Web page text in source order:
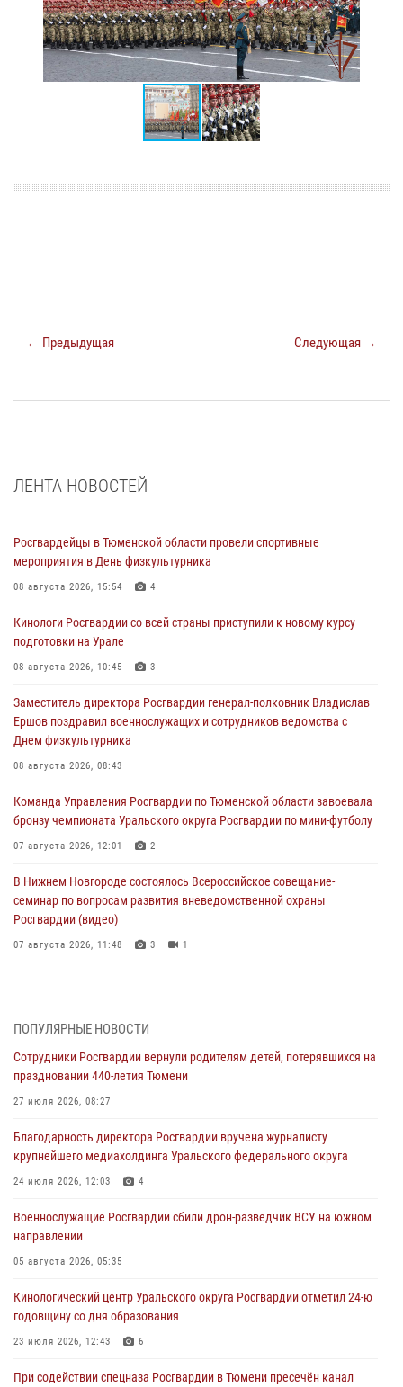
← Предыдущая Следующая →
ЛЕНТА НОВОСТЕЙ
Росгвардейцы в Тюменской области провели спортивные
мероприятия в День физкультурника
08 августа 2026, 15:54 4
Кинологи Росгвардии со всей страны приступили к новому курсу
подготовки на Урале
08 августа 2026, 10:45 3
Заместитель директора Росгвардии генерал-полковник Владислав
Ершов поздравил военнослужащих и сотрудников ведомства с
Днем физкультурника
08 августа 2026, 08:43
Команда Управления Росгвардии по Тюменской области завоевала
бронзу чемпионата Уральского округа Росгвардии по мини-футболу
07 августа 2026, 12:01 2
В Нижнем Новгороде состоялось Всероссийское совещание-
семинар по вопросам развития вневедомственной охраны
Росгвардии (видео)
07 августа 2026, 11:48 3 1
07 августа 2026, 10:57 5
Память военнослужащих, погибших в разные годы при исполнении
воинского долга, почтили в кинологическом центре Уральского
округа Росгвардии
Росгвардейцы в Тюменской области знакомят детей со своей
службой и напоминают о мерах безопасности
Росгвардейцы приняли участие в фотопроекте «Прогуляемся по
Тюменской области» в рамках акции «Храним огонь Победы»
Росгвардейцы в Тюменской области почтили память генерала
армии Ивана Кирилловича Яковлева
ПОПУЛЯРНЫЕ НОВОСТИ
Сотрудники Росгвардии вернули родителям детей, потерявшихся на
праздновании 440-летия Тюмени
27 июля 2026, 08:27
Благодарность директора Росгвардии вручена журналисту
крупнейшего медиахолдинга Уральского федерального округа
24 июля 2026, 12:03 4
Военнослужащие Росгвардии сбили дрон-разведчик ВСУ на южном
направлении
05 августа 2026, 05:35
Кинологический центр Уральского округа Росгвардии отметил 24-ю
годовщину со дня образования
23 июля 2026, 12:43 6
При содействии спецназа Росгвардии в Тюмени пресечён канал